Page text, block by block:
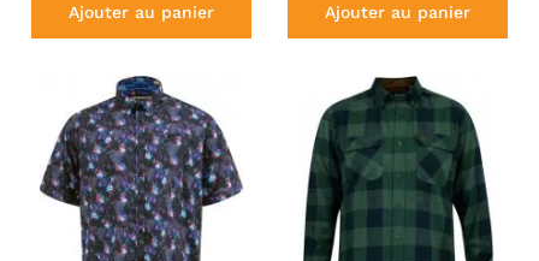
Ajouter au panier Ajouter au panier